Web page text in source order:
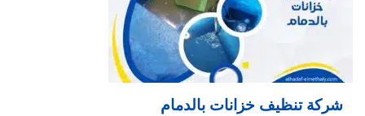
شركة تنظيف خزانات بالدمام